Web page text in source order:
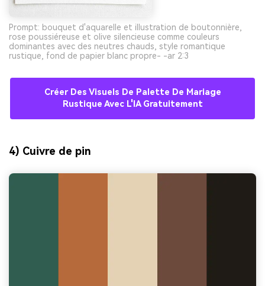
Prompt: bouquet d'aquarelle et illustration de boutonnière,
rose poussiéreuse et olive silencieuse comme couleurs
dominantes avec des neutres chauds, style romantique
rustique, fond de papier blanc propre- -ar 2:3
Créer Des Visuels De Palette De Mariage
Rustique Avec L'IA Gratuitement
4) Cuivre de pin